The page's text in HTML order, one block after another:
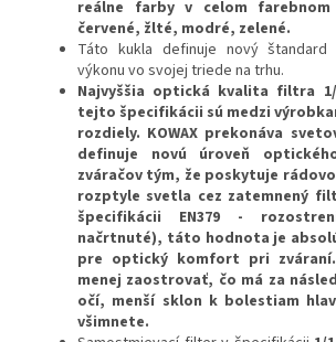
reálne farby v celom
červené, žlté, modré, zelené.
Táto kukla definuje nový
výkonu vo svojej triede na trhu.
Najvyššia optická kvalita filtra 1/
tejto špecifikácii sú medzi
rozdiely. KOWAX prekonáva
definuje novú úroveň
zváračov tým, že poskytuje
rozptyle svetla cez zatemnený
špecifikácii EN379 -
načrtnuté), táto hodnota je
pre optický komfort pri
menej zaostrovať, čo má za
očí, menší sklon k bolestiam
všimnete.